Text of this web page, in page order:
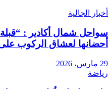
الجالية
شمال أكادير : “قبلة
لعشاق الركوب على